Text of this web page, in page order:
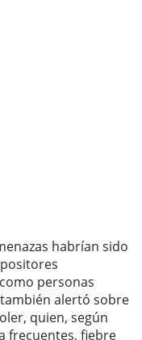
habrían sido
personas
alertó sobre
quien, según
frecuentes, fiebre